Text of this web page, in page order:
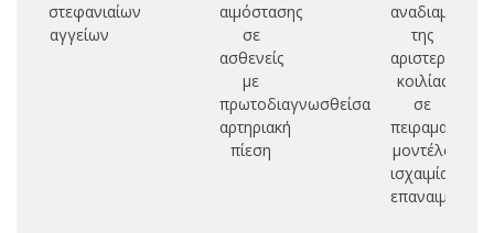
στεφανιαίων
αγγείων
αιμόστασης
σε
ασθενείς
με
πρωτοδιαγνωσθείσα
αρτηριακή
πίεση
της
αριστεράς
κοιλίας
σε
πειραματικό
μοντέλο
ισχαιμίας-